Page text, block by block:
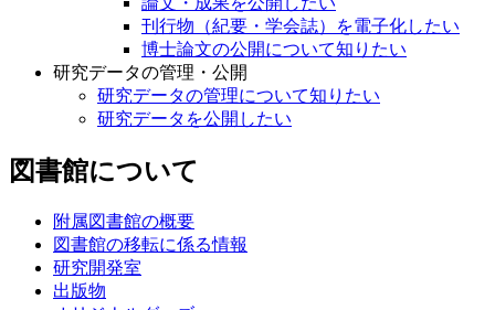
刊行物（紀要・学会誌）を電子化したい
博士論文の公開について知りたい
研究データの管理・公開
研究データの管理について知りたい
研究データを公開したい
図書館について
附属図書館の概要
図書館の移転に係る情報
研究開発室
出版物